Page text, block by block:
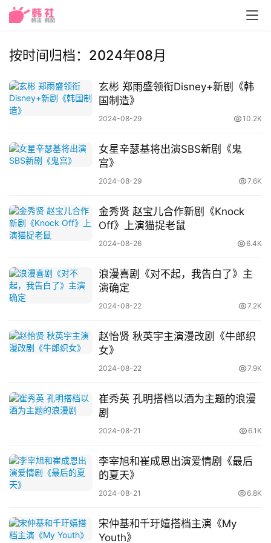
资
按时间归档：2024年08月
玄彬 郑雨盛领衔Disney+新剧《韩
国制造》
2024-08-29 10.2K
女星辛瑟基将出演SBS新剧《鬼
宫》
2024-08-29 7.6K
金秀贤 赵宝儿合作新剧《Knock
Off》上演猫捉老鼠
2024-08-26 6.4K
浪漫喜剧《对不起，我告白了》主
演确定
2024-08-22 7.2K
赵怡贤 秋英宇主演漫改剧《牛郎织
女》
2024-08-22 7.9K
崔秀英 孔明搭档以酒为主题的浪漫
剧
2024-08-21 6.1K
李宰旭和崔成恩出演爱情剧《最后
的夏天》
2024-08-21 6.8K
宋仲基和千玗嬉搭档主演《My
Youth》